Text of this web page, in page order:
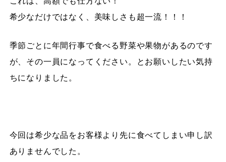
希少なだけではなく、美味しさも超一流！！！
季節ごとに年間行事で食べる野菜や果物があるのです
が、その一員になってください。とお願いしたい気持
ちになりました。
今回は希少な品をお客様より先に食べてしまい申し訳
ありませんでした。